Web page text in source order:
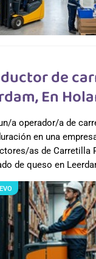
de
En
a operador/a de
en una
as de Carretilla
de queso en